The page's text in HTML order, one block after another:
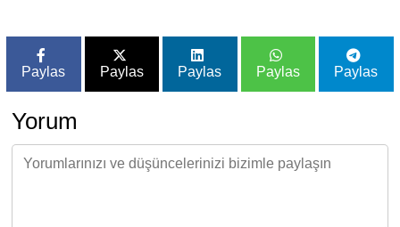
Paylas Paylas Paylas Paylas Paylas
Yorum